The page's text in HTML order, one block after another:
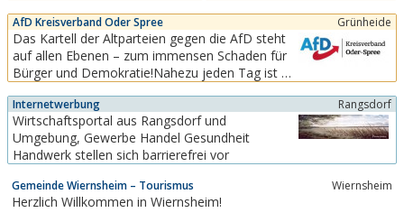
Emmendingen als eingetragener Verein mit Sitz
in Freiburg in Süddeutschland gegründet.Das
Team der Wirtschaftsförderung Region Freiburg
hat ein offenes Ohr...
AfD Kreisverband Oder Spree Grünheide
Das Kartell der Altparteien gegen die AfD steht
auf allen Ebenen – zum immensen Schaden für
Bürger und Demokratie!Nahezu jeden Tag ist zu
Ebenen gegen die AfD zu einem höchst
undemokratischen Kartell zusammenschließen.
So soll die AfD aus dem politischen Diskurs
verdrängt und...
Internetwerbung Rangsdorf
Wirtschaftsportal aus Rangsdorf und
Umgebung, Gewerbe Handel Gesundheit
Handwerk stellen sich barrierefrei vor
Gemeinde Wiernsheim – Tourismus Wiernsheim
Herzlich Willkommen in Wiernsheim!